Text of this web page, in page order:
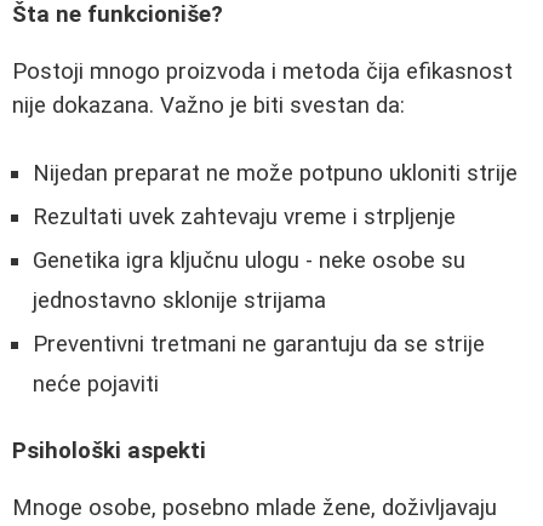
Šta ne funkcioniše?
Postoji mnogo proizvoda i metoda čija efikasnost
nije dokazana. Važno je biti svestan da:
Nijedan preparat ne može potpuno ukloniti strije
Rezultati uvek zahtevaju vreme i strpljenje
Genetika igra ključnu ulogu - neke osobe su
jednostavno sklonije strijama
Preventivni tretmani ne garantuju da se strije
neće pojaviti
Psihološki aspekti
Mnoge osobe, posebno mlade žene, doživljavaju